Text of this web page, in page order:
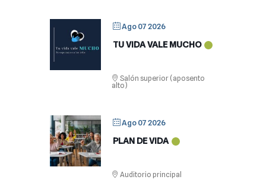
Ago 07 2026
TU VIDA VALE MUCHO
Salón superior (aposento
alto)
Ago 07 2026
PLAN DE VIDA
Auditorio principal